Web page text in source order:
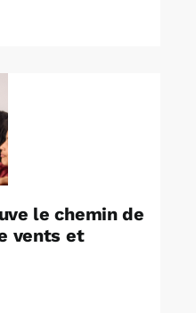
le chemin de
vents et